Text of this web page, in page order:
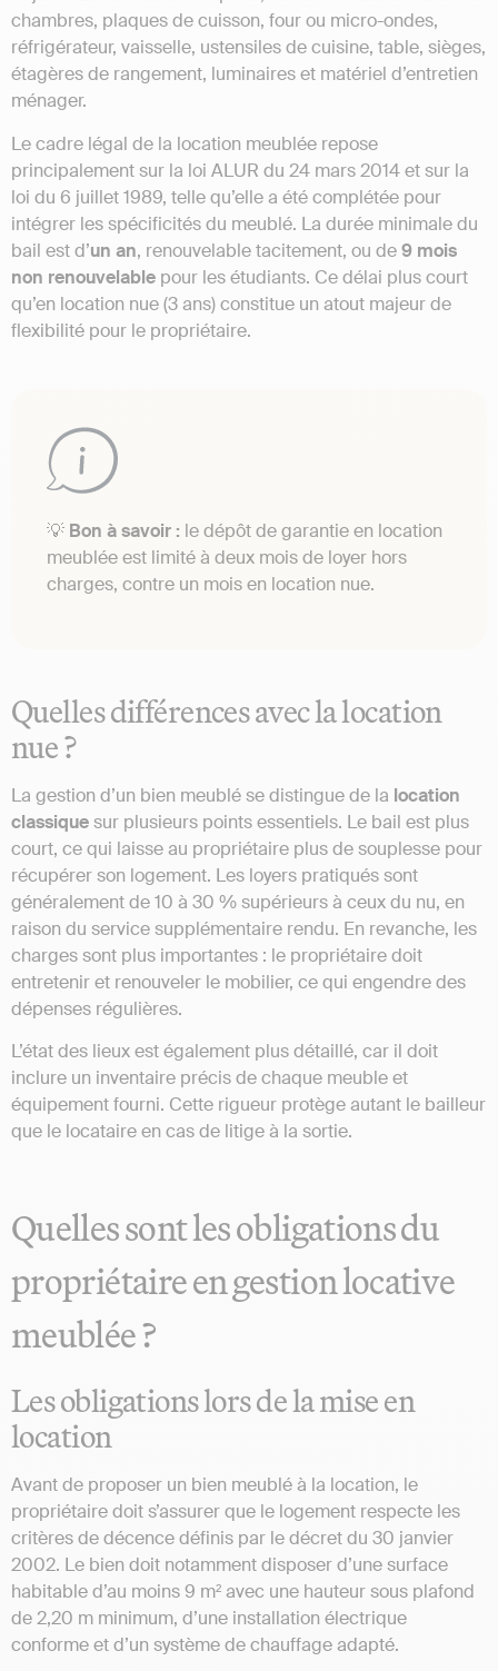
chambres, plaques de cuisson, four ou micro-ondes,
réfrigérateur, vaisselle, ustensiles de cuisine, table, sièges,
étagères de rangement, luminaires et matériel d’entretien
ménager.
Le cadre légal de la location meublée repose
principalement sur la loi ALUR du 24 mars 2014 et sur la
loi du 6 juillet 1989, telle qu’elle a été complétée pour
intégrer les spécificités du meublé. La durée minimale du
bail est d’un an, renouvelable tacitement, ou de9 mois
non renouvelable pour les étudiants. Ce délai plus court
qu’en location nue (3 ans) constitue un atout majeur de
flexibilité pour le propriétaire.
💡 Bon à savoir : le dépôt de garantie en location
meublée est limité à deux mois de loyer hors
charges, contre un mois en location nue.
Quelles différences avec la location
nue ?
La gestion d’un bien meublé se distingue de la location
classiquesur plusieurs points essentiels. Le bail est plus
court, ce qui laisse au propriétaire plus de souplesse pour
récupérer son logement. Les loyers pratiqués sont
généralement de 10 à 30 % supérieurs à ceux du nu, en
raison du service supplémentaire rendu. En revanche, les
charges sont plus importantes : le propriétaire doit
entretenir et renouveler le mobilier, ce qui engendre des
dépenses régulières.
L’état des lieux est également plus détaillé, car il doit
inclure un inventaire précis de chaque meuble et
équipement fourni. Cette rigueur protège autant le bailleur
que le locataire en cas de litige à la sortie.
Quelles sont les obligations du
propriétaire en gestion locative
meublée ?
Les obligations lors de la mise en
location
Avant de proposer un bien meublé à la location, le
propriétaire doit s’assurer que le logement respecte les
critères de décence définis par le décret du 30 janvier
2002. Le bien doit notamment disposer d’une surface
habitable d’au moins 9 m² avec une hauteur sous plafond
de 2,20 m minimum, d’une installation électrique
conforme et d’un système de chauffage adapté.